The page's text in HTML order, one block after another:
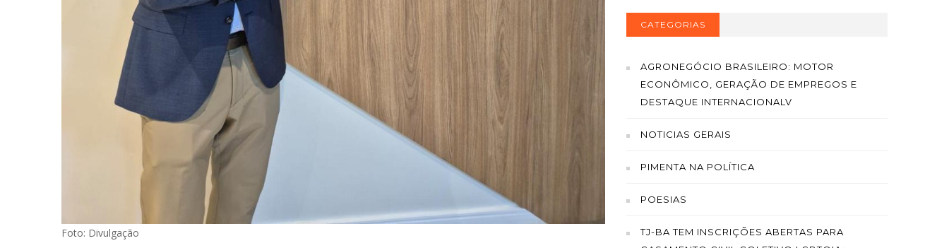
Foto: Divulgação
CATEGORIAS
AGRONEGÓCIO BRASILEIRO: MOTOR
ECONÔMICO, GERAÇÃO DE EMPREGOS E
DESTAQUE INTERNACIONALV
NOTICIAS GERAIS
PIMENTA NA POLÍTICA
POESIAS
TJ-BA TEM INSCRIÇÕES ABERTAS PARA